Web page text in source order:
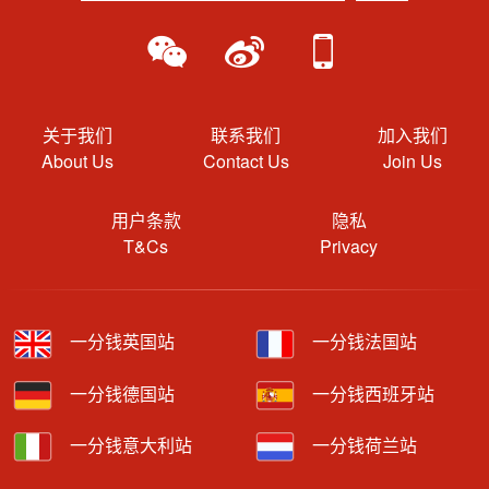
关于我们
About Us
联系我们
Contact Us
加入我们
Join Us
用户条款
T&Cs
隐私
Privacy
一分钱英国站 一分钱法国站
一分钱德国站 一分钱西班牙站
一分钱意大利站 一分钱荷兰站